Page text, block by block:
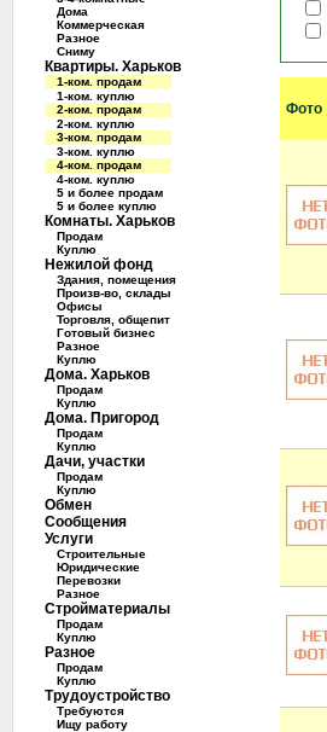
Дома
Коммерческая
Разное
Сниму
Квартиры. Харьков
1-ком. продам
1-ком. куплю
2-ком. продам
2-ком. куплю
3-ком. продам
3-ком. куплю
4-ком. продам
4-ком. куплю
5 и более продам
5 и более куплю
Комнаты. Харьков
Продам
Куплю
Нежилой фонд
Здания, помещения
Произв-во, склады
Офисы
Торговля, общепит
Готовый бизнес
Разное
Куплю
Дома. Харьков
Продам
Куплю
Дома. Пригород
Продам
Куплю
Дачи, участки
Продам
Куплю
Обмен
Сообщения
Услуги
Строительные
Юридические
Перевозки
Разное
Стройматериалы
Продам
Куплю
Разное
Продам
Куплю
Трудоустройство
Требуются
Ищу работу
Фото